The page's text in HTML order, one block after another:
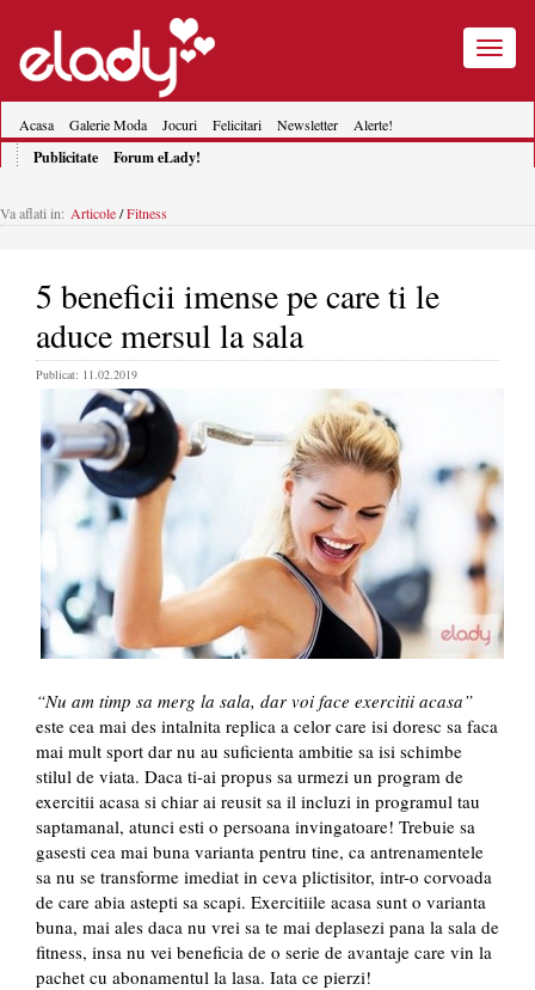
Toggle
Acasa Galerie Moda Jocuri Felicitari Newsletter Alerte!
Publicitate Forum eLady!
Va aflati in: Articole/Fitness
5 beneficii imense pe care ti le
aduce mersul la sala
Publicat: 11.02.2019
“Nu am timp sa merg la sala, dar voi face exercitii acasa”
este cea mai des intalnita replica a celor care isi doresc sa faca
mai mult sport dar nu au suficienta ambitie sa isi schimbe
stilul de viata. Daca ti-ai propus sa urmezi un program de
exercitii acasa si chiar ai reusit sa il incluzi in programul tau
saptamanal, atunci esti o persoana invingatoare! Trebuie sa
gasesti cea mai buna varianta pentru tine, ca antrenamentele
sa nu se transforme imediat in ceva plictisitor, intr-o corvoada
de care abia astepti sa scapi. Exercitiile acasa sunt o varianta
buna, mai ales daca nu vrei sa te mai deplasezi pana la sala de
fitness, insa nu vei beneficia de o serie de avantaje care vin la
pachet cu abonamentul la lasa. Iata ce pierzi!